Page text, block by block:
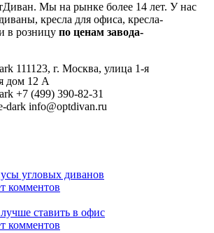
Мы на рынке более 14 лет. У нас
кресла для офиса, кресла-
в розницу по ценам завода-
111123, г. Москва, улица 1-я
дом 12 А
+7 (499) 390-82-31
info@optdivan.ru
угловых диванов
комментов
ставить в офис
комментов